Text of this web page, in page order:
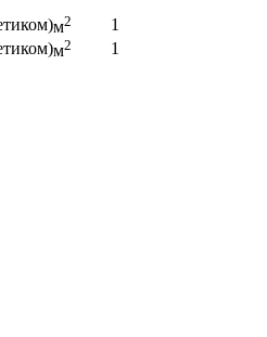
м2
1
м2
1